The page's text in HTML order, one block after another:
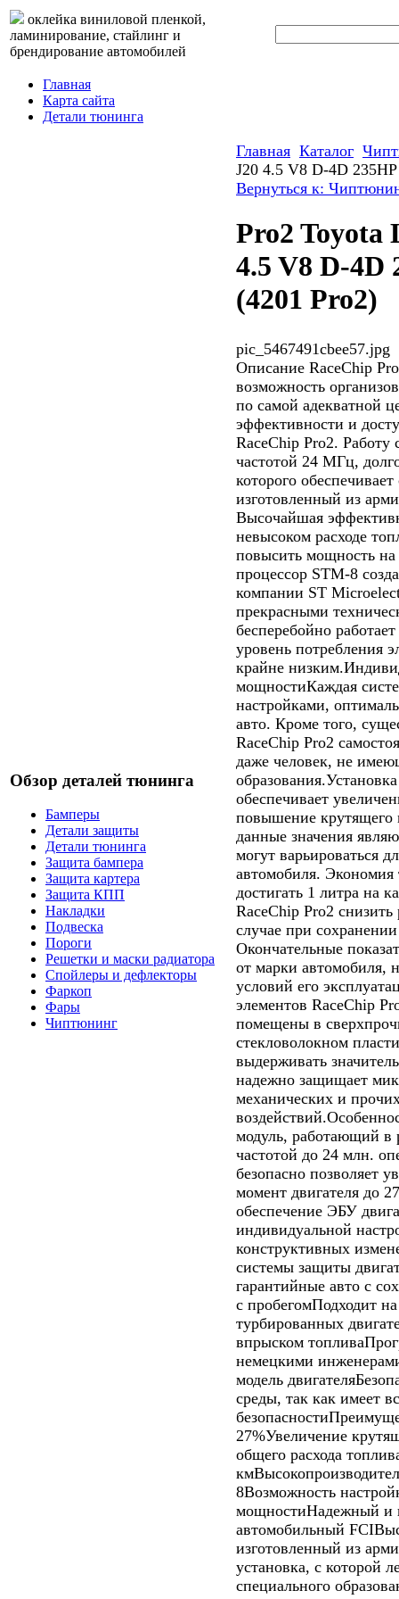
оклейка виниловой пленкой,
ламинирование, стайлинг и
брендирование автомобилей
Главная
Карта сайта
Детали тюнинга
Обзор деталей тюнинга
Бамперы
Детали защиты
Детали тюнинга
Защита бампера
Защита картера
Защита КПП
Накладки
Подвеска
Пороги
Решетки и маски радиатора
Спойлеры и дефлекторы
Фаркоп
Фары
Чиптюнинг
Главная Каталог
J20 4.5 V8 D-4D
Вернуться к:
Pro2 Toyota
4.5 V8 D-4D
(4201 Pro2)
pic_5467491cbee57.jpg
Описание RaceChip
возможность
по самой адекватной
эффективности и
RaceChip Pro2. Работу
частотой 24 МГц,
которого
изготовленный из
Высочайшая
невысоком расходе
повысить мощность
процессор STM-8
компании ST
прекрасными
бесперебойно
уровень потребления
крайне
мощностиКаждая
настройками,
авто. Кроме того,
RaceChip Pro2
даже человек, не
обеспечивает
повышение крутящего
данные значения
могут варьироваться
автомобиля.
достигать 1 литра на
RaceChip Pro2 снизить
случае при
Окончательные
от марки автомобиля,
условий его
элементов RaceChip
помещены в
стекловолокном
выдерживать
надежно защищает
механических и
модуль, работающий в
частотой до 24 млн.
безопасно позволяет
момент двигателя до
обеспечение ЭБУ
индивидуальной
конструктивных
системы защиты
гарантийные авто с
с пробегомПодходит
турбированных
впрыском
немецкими
модель
среды, так как имеет
27%Увеличение
общего расхода
8Возможность
мощностиНадежный и
автомобильный
изготовленный из
установка, с которой
специального